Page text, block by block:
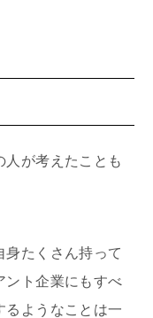
人が考えたことも
身たくさん持って
ント企業にもすべ
るようなことは一